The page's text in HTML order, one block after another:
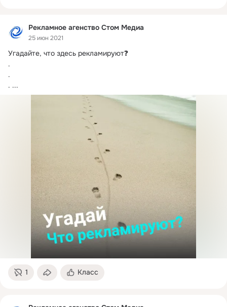
Рекламное агенство Стом Медиа
25 июн 2021
Угадайте, что здесь рекламируют❓
.
.
. ...
1 Класс